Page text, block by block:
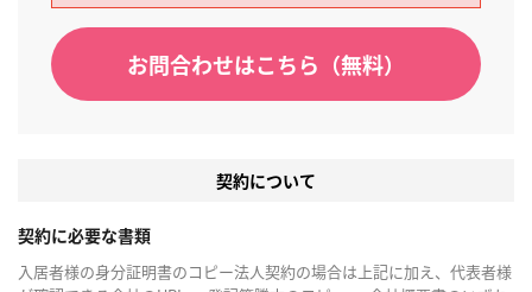
お問合わせはこちら（無料）
契約について
契約に必要な書類
入居者様の身分証明書のコピー法人契約の場合は上記に加え、代表者様